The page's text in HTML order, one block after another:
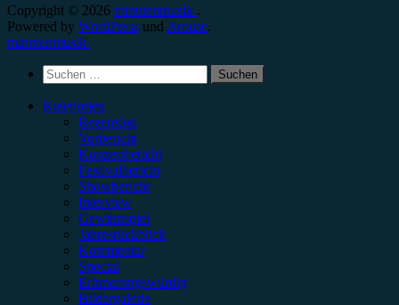
Copyright © 2026 minutenmusik..
Powered by WordPress und Arouse.
minutenmusik.
Suchen
nach:
Kategorien
Rezension
Vorbericht
Konzertbericht
Festivalbericht
Showbericht
Interview
Gewinnspiel
Jahresrückblick
Kommentar
Special
Erinnerungswürdig
Bildergalerie